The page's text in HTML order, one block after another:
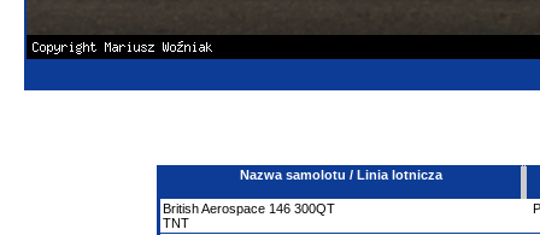
Nazwa samolotu / Linia lotnicza
British Aerospace 146 300QT
TNT